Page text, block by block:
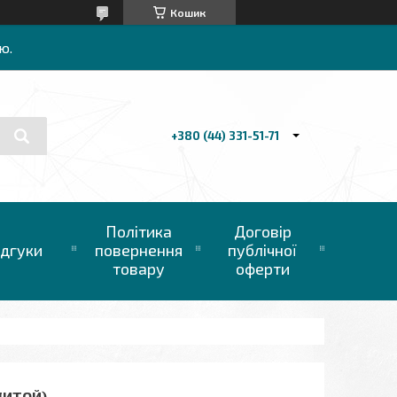
Кошик
+380 (44) 331-51-71
Політика
повернення
товару
Договір
публічної
оферти